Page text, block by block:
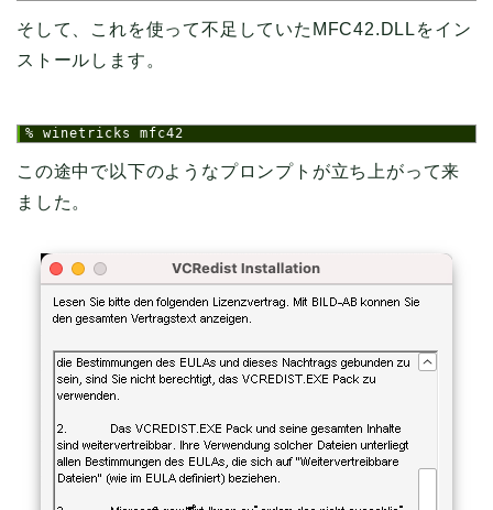
そして、これを使って不足していたMFC42.DLLをイン
ストールします。
% winetricks mfc42
この途中で以下のようなプロンプトが立ち上がって来
ました。